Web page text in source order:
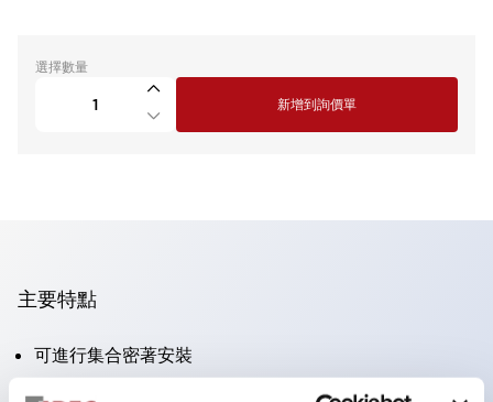
選擇數量
新增到詢價單
主要特點
可進行集合密著安裝
附鎖選擇開關採用高安全性的彈子鎖結構